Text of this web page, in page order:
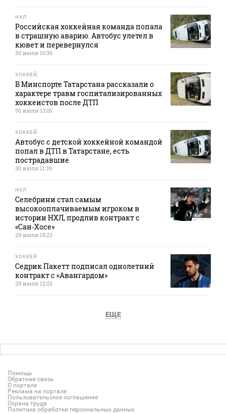
НХЛ
Российская хоккейная команда попала
в страшную аварию. Автобус улетел в
кювет и перевернулся
30 июля 16:36
ХОККЕЙ
В Минспорте Татарстана рассказали о
характере травм госпитализированных
хоккеистов после ДТП
30 июля 13:05
ХОККЕЙ
Автобус с детской хоккейной командой
попал в ДТП в Татарстане, есть
пострадавшие
30 июля 11:39
НХЛ
Селебрини стал самым
высокооплачиваемым игроком в
истории НХЛ, продлив контракт с
«Сан‑Хосе»
29 июля 18:23
ХОККЕЙ
Седрик Пакетт подписал однолетний
контракт с «Авангардом»
29 июля 12:02
ЕЩЕ
Помощь
Обратная связь
О портале
Реклама на портале
Пользовательское соглашение
Охрана труда
Политика обработки персональных данных